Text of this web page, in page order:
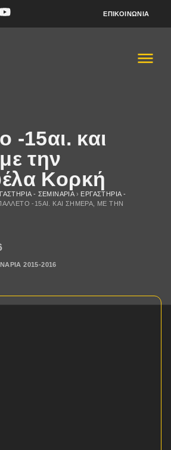
ΕΠΙΚΟΙΝΩΝΊΑ
-15αι. και
την
Κορκή
- ΣΕΜΙΝΑΡΙΑ› ΕΡΓΑΣΤΗΡΙΑ -
-15ΑΙ. ΚΑΙ ΣΉΜΕΡΑ, ΜΕ ΤΗΝ
2015-2016